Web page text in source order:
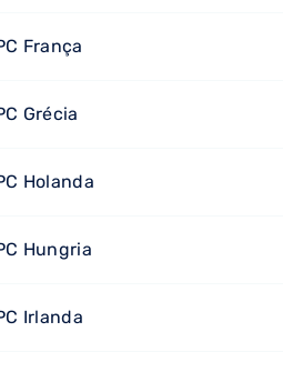
França
Grécia
Holanda
Hungria
Irlanda